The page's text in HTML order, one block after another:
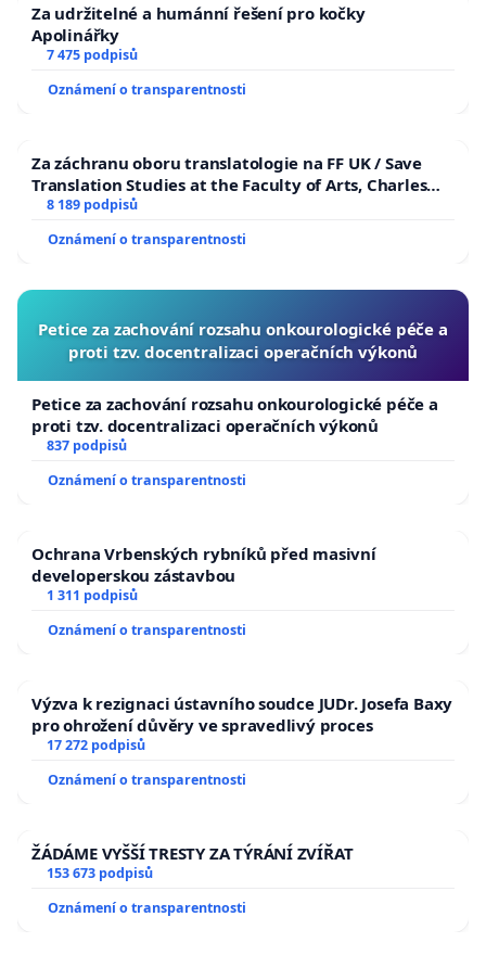
Za udržitelné a humánní řešení pro kočky
Apolinářky
7 475 podpisů
Oznámení o transparentnosti
Za záchranu oboru translatologie na FF UK / Save
Translation Studies at the Faculty of Arts, Charles
University
8 189 podpisů
Oznámení o transparentnosti
Petice za zachování rozsahu onkourologické péče a
proti tzv. docentralizaci operačních výkonů
Petice za zachování rozsahu onkourologické péče a
proti tzv. docentralizaci operačních výkonů
837 podpisů
Oznámení o transparentnosti
Ochrana Vrbenských rybníků před masivní
developerskou zástavbou
1 311 podpisů
Oznámení o transparentnosti
Výzva k rezignaci ústavního soudce JUDr. Josefa Baxy
pro ohrožení důvěry ve spravedlivý proces
17 272 podpisů
Oznámení o transparentnosti
ŽÁDÁME VYŠŠÍ TRESTY ZA TÝRÁNÍ ZVÍŘAT
153 673 podpisů
Oznámení o transparentnosti